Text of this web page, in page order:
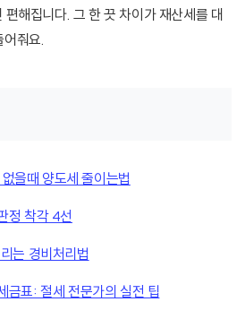
해집니다. 그 한 끗 차이가 재산세를 대
줘요.
을때 양도세 줄이는법
정 착각 4선
는 경비처리법
금표: 절세 전문가의 실전 팁